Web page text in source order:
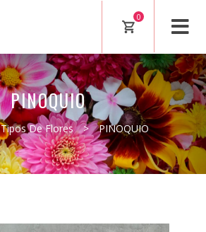
0
PINOQUIO
Tipos De Flores > PINOQUIO